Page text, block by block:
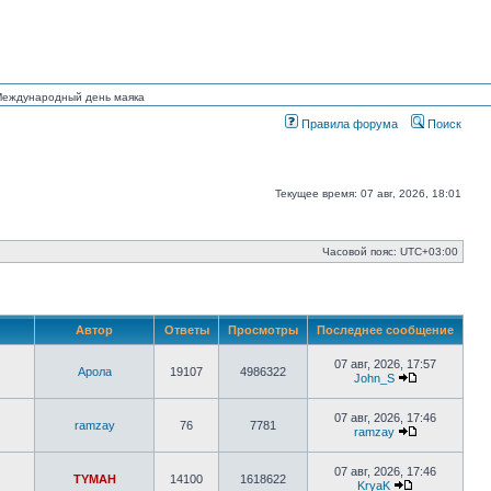
день маяка
Правила форума Поиск
Текущее время: 07 авг, 2026, 18:01
Часовой пояс: UTC+03:00
Автор Ответы Просмотры Последнее сообщение
Арола 19107 4986322
07 авг, 2026, 17:57
John_S
к
последнему
ramzay 76 7781
07 авг, 2026, 17:46
ramzay
к
последнему
TYMAH 14100 1618622
07 авг, 2026, 17:46
KryaK